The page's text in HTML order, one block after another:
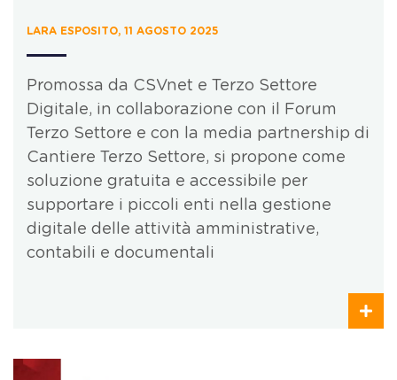
LARA ESPOSITO, 11 AGOSTO 2025
Promossa da CSVnet e Terzo Settore
Digitale, in collaborazione con il Forum
Terzo Settore e con la media partnership di
Cantiere Terzo Settore, si propone come
soluzione gratuita e accessibile per
supportare i piccoli enti nella gestione
digitale delle attività amministrative,
contabili e documentali